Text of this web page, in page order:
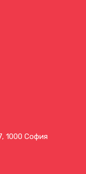
1000 София